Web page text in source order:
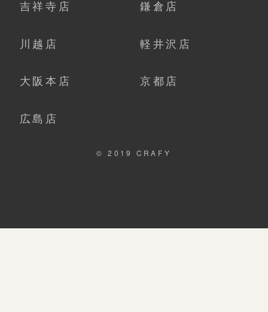
吉祥寺店 鎌倉店
川越店 軽井沢店
大阪本店 京都店
広島店
© 2019 CRAFY